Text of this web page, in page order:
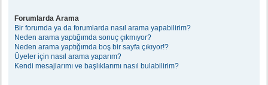
Forumlarda Arama
Bir forumda ya da forumlarda nasıl arama yapabilirim?
Neden arama yaptığımda sonuç çıkmıyor?
Neden arama yaptığımda boş bir sayfa çıkıyor!?
Üyeler için nasıl arama yaparım?
Kendi mesajlarımı ve başlıklarımı nasıl bulabilirim?